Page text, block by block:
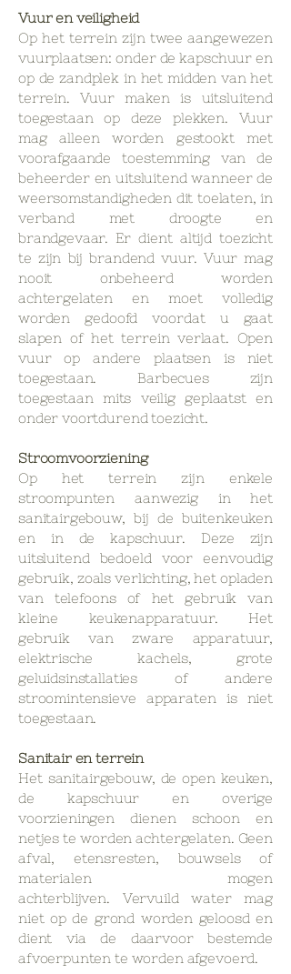
Vuur en veiligheid
Op het terrein zijn twee aangewezen
vuurplaatsen: onder de kapschuur en
op de zandplek in het midden van het
terrein. Vuur maken is uitsluitend
toegestaan op deze plekken. Vuur
mag alleen worden gestookt met
voorafgaande toestemming van de
beheerder en uitsluitend wanneer de
weersomstandigheden dit toelaten, in
verband met droogte en
brandgevaar. Er dient altijd toezicht
te zijn bij brandend vuur. Vuur mag
nooit onbeheerd worden
achtergelaten en moet volledig
worden gedoofd voordat u gaat
slapen of het terrein verlaat. Open
vuur op andere plaatsen is niet
toegestaan. Barbecues zijn
toegestaan mits veilig geplaatst en
onder voortdurend toezicht.
Stroomvoorziening
Op het terrein zijn enkele
stroompunten aanwezig in het
sanitairgebouw, bij de buitenkeuken
en in de kapschuur. Deze zijn
uitsluitend bedoeld voor eenvoudig
gebruik, zoals verlichting, het opladen
van telefoons of het gebruik van
kleine keukenapparatuur. Het
gebruik van zware apparatuur,
elektrische kachels, grote
geluidsinstallaties of andere
stroomintensieve apparaten is niet
toegestaan.
Sanitair en terrein
Het sanitairgebouw, de open keuken,
de kapschuur en overige
voorzieningen dienen schoon en
netjes te worden achtergelaten. Geen
afval, etensresten, bouwsels of
materialen mogen
achterblijven. Vervuild water mag
niet op de grond worden geloosd en
dient via de daarvoor bestemde
afvoerpunten te worden afgevoerd.